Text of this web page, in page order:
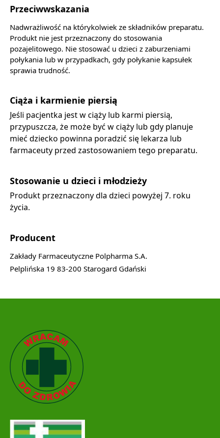
Przeciwwskazania
Nadwrażliwość na którykolwiek ze składników preparatu.
Produkt nie jest przeznaczony do stosowania
pozajelitowego. Nie stosować u dzieci z zaburzeniami
połykania lub w przypadkach, gdy połykanie kapsułek
sprawia trudność.
Ciąża i karmienie piersią
Jeśli pacjentka jest w ciąży lub karmi piersią,
przypuszcza, że może być w ciąży lub gdy planuje
mieć dziecko powinna poradzić się lekarza lub
farmaceuty przed zastosowaniem tego preparatu.
Stosowanie u dzieci i młodzieży
Produkt przeznaczony dla dzieci powyżej 7. roku
życia.
Producent
Zakłady Farmaceutyczne Polpharma S.A.
Pelplińska 19 83-200 Starogard Gdański